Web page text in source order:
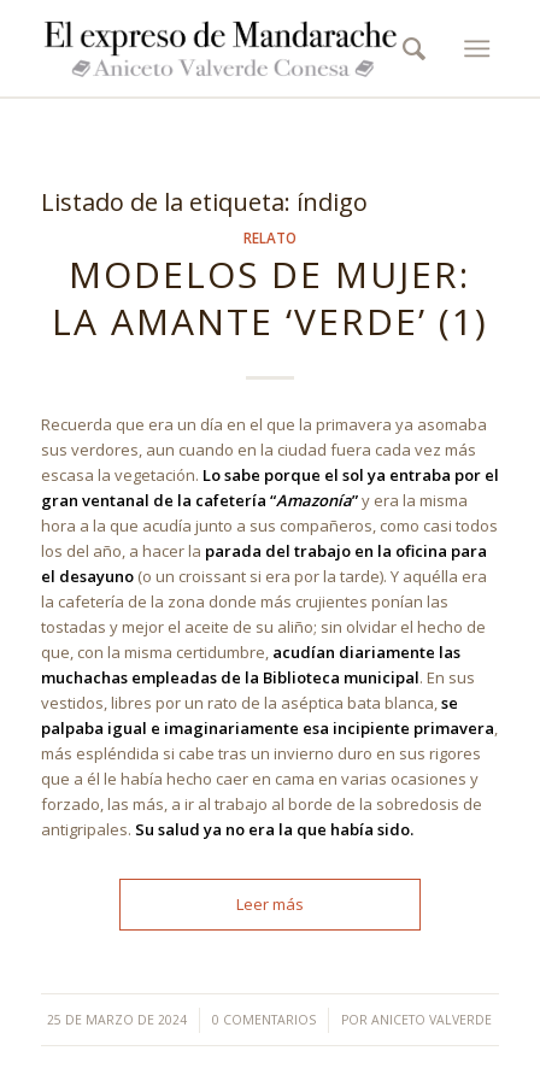
Listado de la etiqueta: índigo
RELATO
MODELOS DE MUJER:
LA AMANTE ‘VERDE’ (1)
Recuerda que era un día en el que la primavera ya asomaba
sus verdores, aun cuando en la ciudad fuera cada vez más
escasa la vegetación. Lo sabe porque el sol ya entraba por el
gran ventanal de la cafetería “Amazonía”y era la misma
hora a la que acudía junto a sus compañeros, como casi todos
los del año, a hacer la parada del trabajo en la oficina para
el desayuno(o un croissant si era por la tarde). Y aquélla era
la cafetería de la zona donde más crujientes ponían las
tostadas y mejor el aceite de su aliño; sin olvidar el hecho de
que, con la misma certidumbre, acudían diariamente las
muchachas empleadas de la Biblioteca municipal. En sus
vestidos, libres por un rato de la aséptica bata blanca,se
palpaba igual e imaginariamente esa incipiente primavera,
más espléndida si cabe tras un invierno duro en sus rigores
que a él le había hecho caer en cama en varias ocasiones y
forzado, las más, a ir al trabajo al borde de la sobredosis de
antigripales. Su salud ya no era la que había sido.
Leer más
25 DE MARZO DE 2024
/ 0 COMENTARIOS
/ PORANICETO VALVERDE